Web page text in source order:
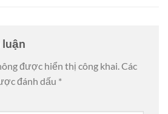
được hiển thị công khai.Các
đánh dấu *